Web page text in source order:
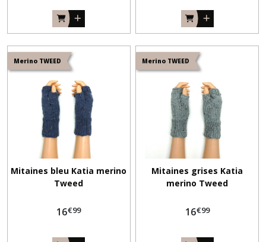
Merino TWEED
Mitaines bleu Katia merino
Tweed
16€99
Merino TWEED
Mitaines grises Katia
merino Tweed
16€99